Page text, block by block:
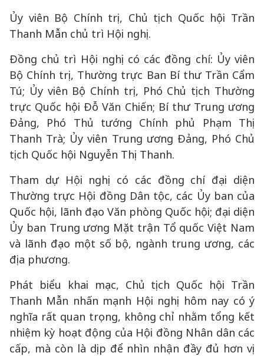
Ủy viên Bộ Chính trị, Chủ tịch Quốc hội Trần
Thanh Mẫn chủ trì Hội nghị.
Đồng chủ trì Hội nghị có các đồng chí: Ủy viên
Bộ Chính trị, Thường trực Ban Bí thư Trần Cẩm
Tú; Ủy viên Bộ Chính trị, Phó Chủ tịch Thường
trực Quốc hội Đỗ Văn Chiến; Bí thư Trung ương
Đảng, Phó Thủ tướng Chính phủ Phạm Thị
Thanh Trà; Ủy viên Trung ương Đảng, Phó Chủ
tịch Quốc hội Nguyễn Thị Thanh.
Tham dự Hội nghị có các đồng chí đại diện
Thường trực Hội đồng Dân tộc, các Ủy ban của
Quốc hội, lãnh đạo Văn phòng Quốc hội; đại diện
Ủy ban Trung ương Mặt trận Tổ quốc Việt Nam
và lãnh đạo một số bộ, ngành trung ương, các
địa phương.
Phát biểu khai mạc, Chủ tịch Quốc hội Trần
Thanh Mẫn nhấn mạnh Hội nghị hôm nay có ý
nghĩa rất quan trọng, không chỉ nhằm tổng kết
nhiệm kỳ hoạt động của Hội đồng Nhân dân các
cấp, mà còn là dịp để nhìn nhận đầy đủ hơn vị